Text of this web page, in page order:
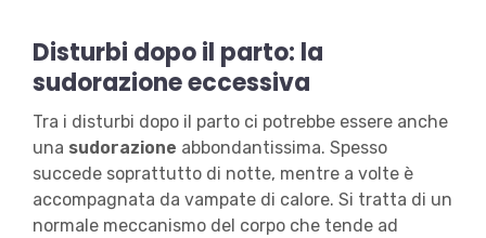
Disturbi dopo il parto: la
sudorazione eccessiva
Tra i disturbi dopo il parto ci potrebbe essere anche
una sudorazione abbondantissima. Spesso
succede soprattutto di notte, mentre a volte è
accompagnata da vampate di calore. Si tratta di un
normale meccanismo del corpo che tende ad